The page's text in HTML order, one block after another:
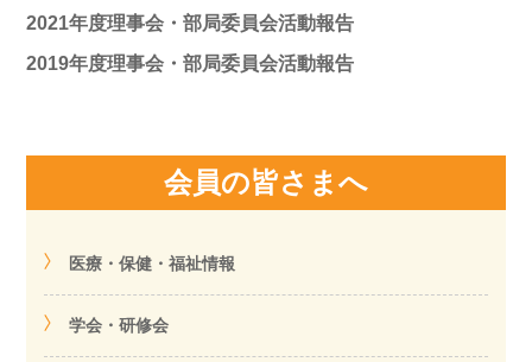
2021年度理事会・部局委員会活動報告
2019年度理事会・部局委員会活動報告
会員の皆さまへ
医療・保健・福祉情報
学会・研修会